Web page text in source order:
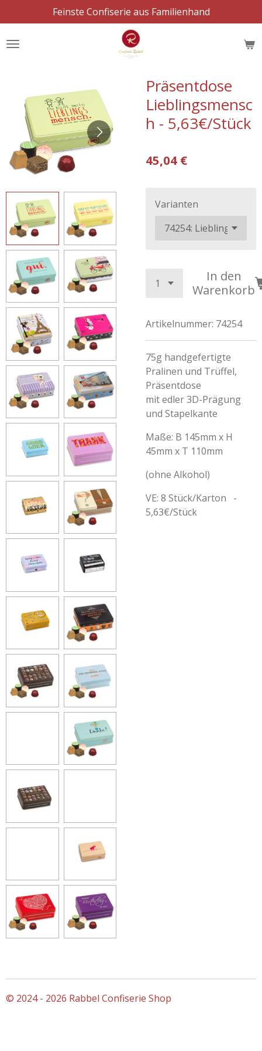
Hauptinhalt
springen
Feinste Confiserie aus Familienhand
Präsentdose
Lieblingsmensc
h - 5,63€/Stück
45,04 €
Varianten
In den
Warenkorb
Artikelnummer: 74254
75g handgefertigte
Pralinen und Trüffel,
Präsentdose
mit edler 3D-Prägung
und Stapelkante
Maße: B 145mm x H
45mm x T 110mm
(ohne Alkohol)
VE: 8 Stück/Karton -
5,63€/Stück
© 2024 - 2026 Rabbel Confiserie Shop